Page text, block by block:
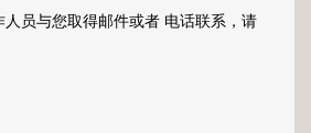
员与您取得邮件或者 电话联系，请